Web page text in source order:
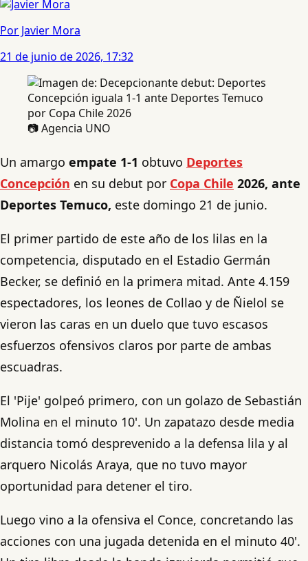
Por Javier Mora
21 de junio de 2026, 17:32
📷 Agencia UNO
Un amargo empate 1-1 obtuvo Deportes
Concepción en su debut por Copa Chile 2026, ante
Deportes Temuco, este domingo 21 de junio.
El primer partido de este año de los lilas en la
competencia, disputado en el Estadio Germán
Becker, se definió en la primera mitad. Ante 4.159
espectadores, los leones de Collao y de Ñielol se
vieron las caras en un duelo que tuvo escasos
esfuerzos ofensivos claros por parte de ambas
escuadras.
El 'Pije' golpeó primero, con un golazo de Sebastián
Molina en el minuto 10'. Un zapatazo desde media
distancia tomó desprevenido a la defensa lila y al
arquero Nicolás Araya, que no tuvo mayor
oportunidad para detener el tiro.
Luego vino a la ofensiva el Conce, concretando las
acciones con una jugada detenida en el minuto 40'.